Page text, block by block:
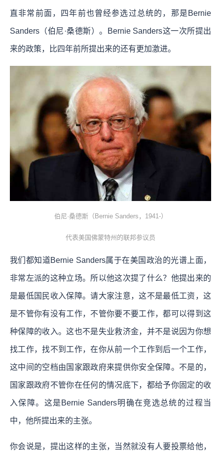
直非常前面，四年前也曾经参选过总统的，那是Bernie
Sanders（伯尼·桑德斯）。Bernie Sanders这一次所提出
来的政策，比四年前所提出来的还有更加激进。
伯尼·桑德斯（Bernie Sanders，1941-）
代表美国佛蒙特州的联邦参议员
我们都知道Bernie Sanders属于在美国政治的光谱上面，
非常左派的这种立场。所以他这次提了什么？他提出来的
是最低国民收入保障。请大家注意，这不是最低工资，这
是不管你有没有工作，不管你要不要工作，都可以得到这
种保障的收入。这也不是失业救济金，并不是说因为你想
找工作，找不到工作，在你从前一个工作到后一个工作，
这中间的空档由国家跟政府来提供你安全保障。不是的，
国家跟政府不管你在任何的情况底下，都给予你固定的收
入保障。这是Bernie Sanders明确在竞选总统的过程当
中，他所提出来的主张。
你会说是，提出这样的主张，当然就没有人要投票给他，